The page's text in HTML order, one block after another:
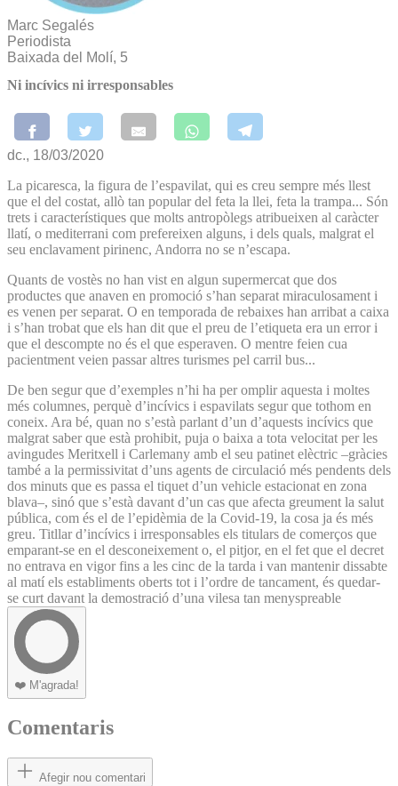
Marc Segalés
Periodista
Baixada del Molí, 5
Ni incívics ni irresponsables
dc., 18/03/2020
La picaresca, la figura de l’espavilat, qui es creu sempre més llest
que el del costat, allò tan popular del feta la llei, feta la trampa... Són
trets i característiques que molts antropòlegs atribueixen al caràcter
llatí, o mediterrani com prefereixen alguns, i dels quals, malgrat el
seu enclavament pirinenc, Andorra no se n’escapa.
Quants de vostès no han vist en algun supermercat que dos
productes que anaven en promoció s’han separat miraculosament i
es venen per separat. O en temporada de rebaixes han arribat a caixa
i s’han trobat que els han dit que el preu de l’etiqueta era un error i
que el descompte no és el que esperaven. O mentre feien cua
pacientment veien passar altres turismes pel carril bus...
De ben segur que d’exemples n’hi ha per omplir aquesta i moltes
més columnes, perquè d’incívics i espavilats segur que tothom en
coneix. Ara bé, quan no s’està parlant d’un d’aquests incívics que
malgrat saber que està prohibit, puja o baixa a tota velocitat per les
avingudes Meritxell i Carlemany amb el seu patinet elèctric –gràcies
també a la permissivitat d’uns agents de circulació més pendents dels
dos minuts que es passa el tiquet d’un vehicle estacionat en zona
blava–, sinó que s’està davant d’un cas que afecta greument la salut
pública, com és el de l’epidèmia de la Covid-19, la cosa ja és més
greu. Titllar d’incívics i irresponsables els titulars de comerços que
emparant-se en el desconeixement o, el pitjor, en el fet que el decret
no entrava en vigor fins a les cinc de la tarda i van mantenir dissabte
al matí els establiments oberts tot i l’ordre de tancament, és quedar-
se curt davant la demostració d’una vilesa tan menyspreable
❤️ M'agrada!
Comentaris
Afegir nou comentari